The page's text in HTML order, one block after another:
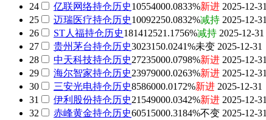
24
亿联网络持仓历史10554000.0833%新进 2025-12-31
25
迈瑞医疗持仓历史10092250.0832%减持 2025-12-31
26
ST人福持仓历史181412521.1756%减持 2025-12-31
27
贵州茅台持仓历史3023150.0241%未变 2025-12-31
28
中天科技持仓历史27235000.0798%新进 2025-12-31
29
海尔智家持仓历史23979000.0263%新进 2025-12-31
30
三安光电持仓历史8586000.0172%新进 2025-12-31
31
伊利股份持仓历史21549000.0342%新进 2025-12-31
32
赤峰黄金持仓历史60515000.3184%不变 2025-12-31